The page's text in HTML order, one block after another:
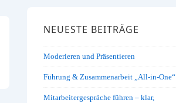
NEUESTE BEITRÄGE
Moderieren und Präsentieren
Führung & Zusammenarbeit „All-in-One“
Mitarbeitergespräche führen – klar,